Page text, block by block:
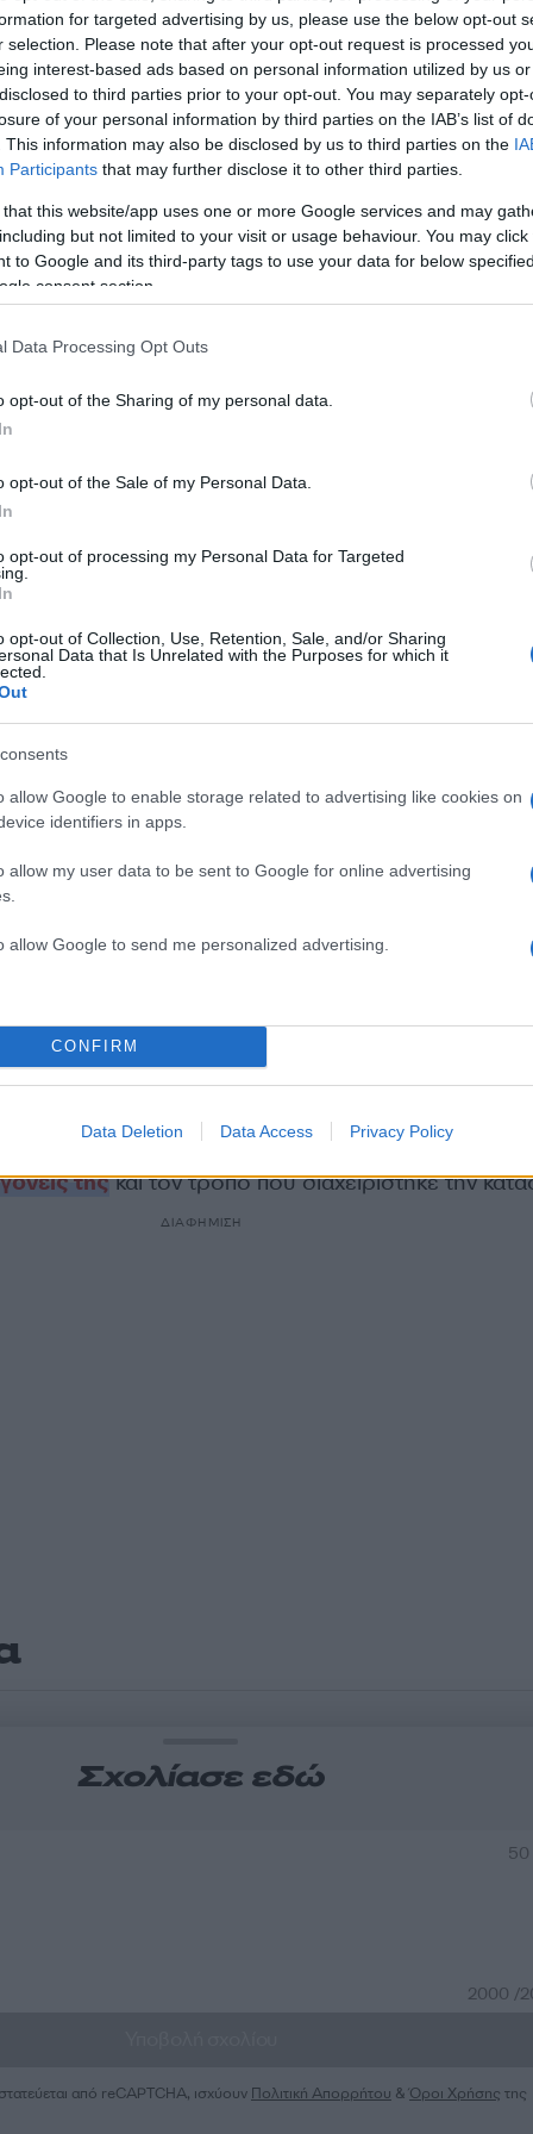
for targeted advertising by us, please use the below opt-out
selection. Please note that after your opt-out request is processed
interest-based ads based on personal information utilized by us
to third parties prior to your opt-out. You may separately
of your personal information by third parties on the IAB’s list of
This information may also be disclosed by us to third parties on the
Participants that may further disclose it to other third parties.
that this website/app uses one or more Google services and may
but not limited to your visit or usage behaviour. You may
to Google and its third-party tags to use your data for below
consent section.
Data Processing Opt Outs
opt-out of the Sharing of my personal data.
opt-out of the Sale of my Personal Data.
opt-out of processing my Personal Data for Targeted
opt-out of Collection, Use, Retention, Sale, and/or Sharing
Data that Is Unrelated with the Purposes for which it
allow Google to enable storage related to advertising like cookies on
identifiers in apps.
allow my user data to be sent to Google for online advertising
allow Google to send me personalized advertising.
CONFIRM
Data Deletion Data Access Privacy Policy
και πήγες 18! Από εκεί που σε άντεχαν οι ώμοι μου
Μπορείς όμως εσύ και το χαίρομαι! Να έχεις μια
είσαι υγιής και ευτυχισμένος αγόρι μου υπέροχο. Σε
Να σε χαιρόμαστε. Σε λατρεύω! Η μαμά
δημοσίευση στο Instagram.
κοινοποιήθηκε από το χρήστη Elli Kokkinou (@ellikokkinou)
η Έλλη Κοκκίνου είχε μιλήσει για το
τηςκαι τον τρόπο που διαχειρίστηκε την
ΔΙΑΦΗΜΙΣΗ
Σχολίασε εδώ
2000 /
από reCAPTCHA, ισχύουν Πολιτική Απορρήτου &Όροι Χρήσης της